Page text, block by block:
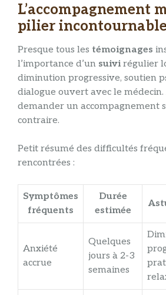
L’accompagnement
pilier
Presque tous les témoignages
l’importance d’un suivi régulier
diminution progressive, soutien
dialogue ouvert avec le
demander un accompagnement
contraire.
Petit résumé des difficultés
rencontrées :
Symptômes
fréquents
Durée
estimée
Anxiété
accrue
Quelques
jours à 2-3
semaines